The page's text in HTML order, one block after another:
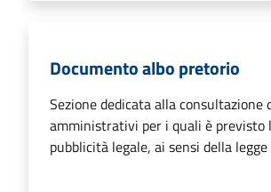
Documento albo pretorio
Sezione dedicata alla consultazione
amministrativi per i quali è previsto
pubblicità legale, ai sensi della